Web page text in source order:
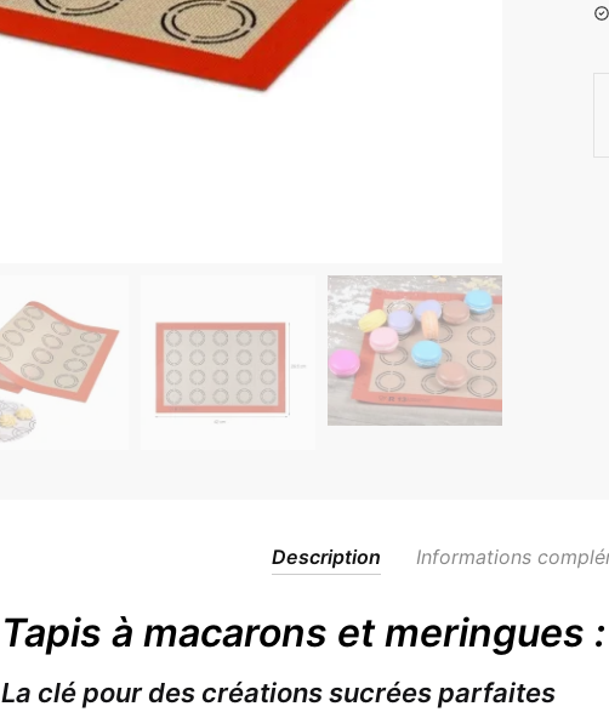
Description Informations
Tapis à macarons et meringues :
La clé pour des créations sucrées parfaites